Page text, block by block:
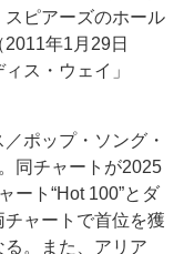
ピアーズのホール
年1月29日
ス・ウェイ」
ポップ・ソング・
同チャートが2025
ート“Hot 100”とダ
ャートで首位を獲
。また、アリア